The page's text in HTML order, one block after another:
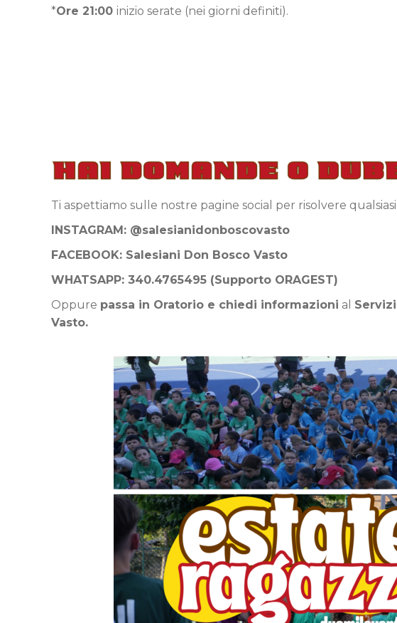
*Ore 21:00 inizio serate (nei giorni definiti).
Ti aspettiamo sulle nostre pagine social per risolvere
INSTAGRAM: @salesianidonboscovasto
FACEBOOK: Salesiani Don Bosco Vasto
WHATSAPP: 340.4765495 (Supporto ORAGEST)
Oppure passa in Oratorio e chiedi informazioni al
Vasto.